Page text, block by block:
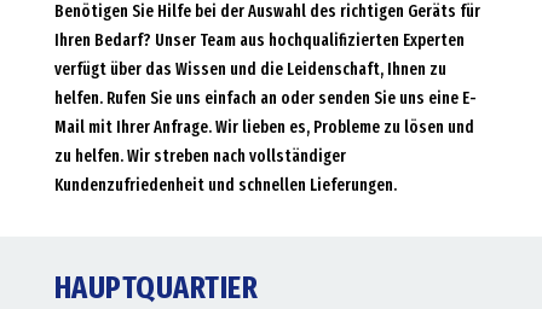
Benötigen Sie Hilfe bei der Auswahl des richtigen Geräts für
Ihren Bedarf? Unser Team aus hochqualifizierten Experten
verfügt über das Wissen und die Leidenschaft, Ihnen zu
helfen. Rufen Sie uns einfach an oder senden Sie uns eine E-
Mail mit Ihrer Anfrage. Wir lieben es, Probleme zu lösen und
zu helfen. Wir streben nach vollständiger
Kundenzufriedenheit und schnellen Lieferungen.
HAUPTQUARTIER